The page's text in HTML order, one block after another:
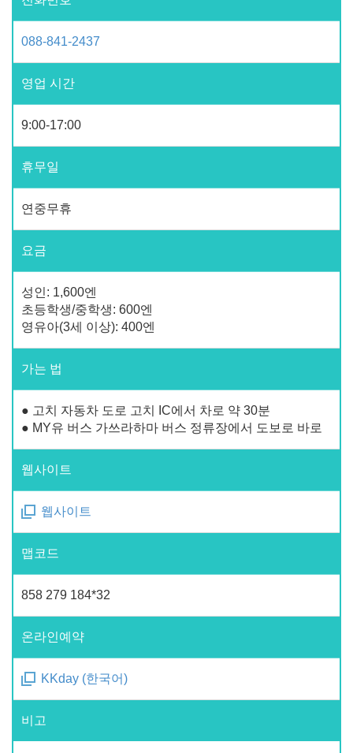
088-841-2437
영업 시간
9:00-17:00
휴무일
연중무휴
요금
성인: 1,600엔
초등학생/중학생: 600엔
영유아(3세 이상): 400엔
가는 법
● 고치 자동차 도로 고치 IC에서 차로 약 30분
● MY유 버스 가쓰라하마 버스 정류장에서 도보로 바로
웹사이트
웹사이트
맵코드
858 279 184*32
온라인예약
KKday (한국어)
비고